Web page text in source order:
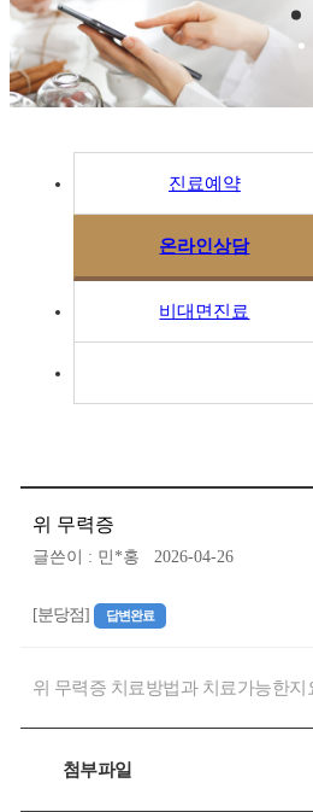
진료예약
온라인상담
비대면진료
위 무력증
글쓴이 : 민*홍 2026-04-26
[분당점] 답변완료
위 무력증 치료방법과 치료가능한지
첨부파일